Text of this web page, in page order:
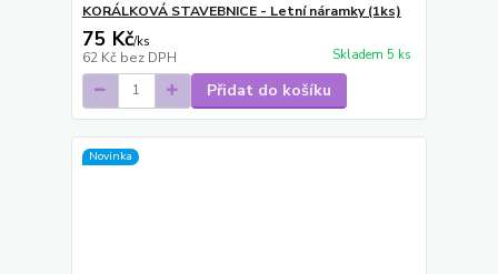
KORÁLKOVÁ STAVEBNICE - Letní náramky (1ks)
75 Kč/ks
62 Kč bez DPH Skladem 5 ks
Přidat do košíku
Novinka